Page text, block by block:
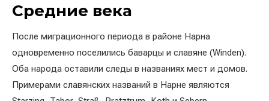
Средние века
После миграционного периода в районе Нарна
одновременно поселились баварцы и славяне (Winden).
Оба народа оставили следы в названиях мест и домов.
Примерами славянских названий в Нарне являются